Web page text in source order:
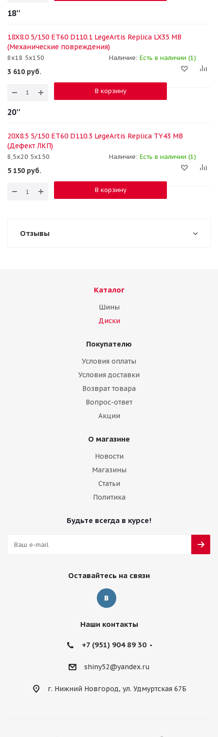
18''
18X8.0 5/150 ET60 D110.1 LegeArtis Replica LX35 MB
(Механические повреждения)
8x18 5x150 Наличие: Есть в наличии (1)
3 610 руб.
В корзину
20''
20X8.5 5/150 ET60 D110.3 LegeArtis Replica TY43 MB
(Дефект ЛКП)
8,5x20 5x150 Наличие: Есть в наличии (1)
5 150 руб.
В корзину
Отзывы
Каталог
Шины
Диски
Покупателю
Условия оплаты
Условия доставки
Возврат товара
Вопрос-ответ
Акции
О магазине
Новости
Магазины
Статьи
Политика
Будьте всегда в курсе!
Оставайтесь на связи
Наши контакты
+7 (951) 904 89 30
shiny52@yandex.ru
г. Нижний Новгород, ул. Удмуртская 67Б